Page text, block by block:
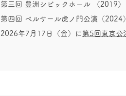
第三回 豊洲シビックホール （2019）
第四回 ベルサール虎ノ門公演（2024
​2026年7月17日（金）に 第5回東京公